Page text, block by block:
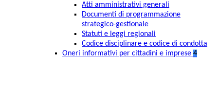
Atti amministrativi generali
Documenti di programmazione
strategico-gestionale
Statuti e leggi regionali
Codice disciplinare e codice di condotta
Oneri informativi per cittadini e imprese 4